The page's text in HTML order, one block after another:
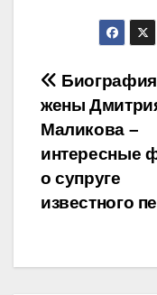
по
Биография
жены
Маликова –
интересные
о супруге
известного